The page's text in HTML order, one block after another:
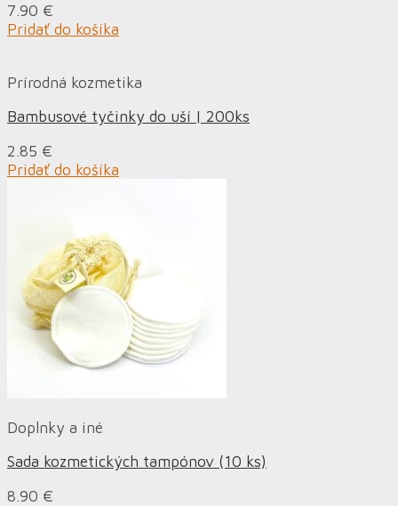
7.90 €
Pridať do košíka
Prírodná kozmetika
Bambusové tyčinky do uší | 200ks
2.85 €
Pridať do košíka
Doplnky a iné
Sada kozmetických tampónov (10 ks)
8.90 €